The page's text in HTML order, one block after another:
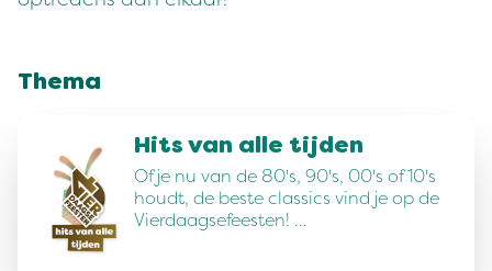
Thema
Hits van alle tijden
Of je nu van de 80's, 90's, 00's of 10's
houdt, de beste classics vind je op de
Vierdaagsefeesten! …